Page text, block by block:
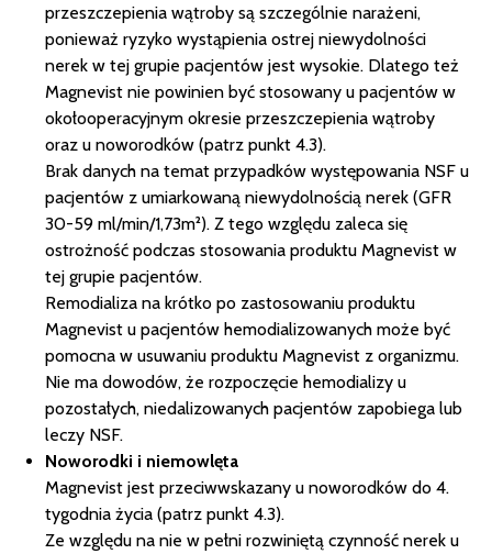
przeszczepienia wątroby są szczególnie narażeni,
ponieważ ryzyko wystąpienia ostrej niewydolności
nerek w tej grupie pacjentów jest wysokie. Dlatego też
Magnevist nie powinien być stosowany u pacjentów w
okołooperacyjnym okresie przeszczepienia wątroby
oraz u noworodków (patrz punkt 4.3).
Brak danych na temat przypadków występowania NSF u
pacjentów z umiarkowaną niewydolnością nerek (GFR
30-59 ml/min/1,73m²). Z tego względu zaleca się
ostrożność podczas stosowania produktu Magnevist w
tej grupie pacjentów.
Remodializa na krótko po zastosowaniu produktu
Magnevist u pacjentów hemodializowanych może być
pomocna w usuwaniu produktu Magnevist z organizmu.
Nie ma dowodów, że rozpoczęcie hemodializy u
pozostałych, niedalizowanych pacjentów zapobiega lub
leczy NSF.
Noworodki i niemowlęta
Magnevist jest przeciwwskazany u noworodków do 4.
tygodnia życia (patrz punkt 4.3).
Ze względu na nie w pełni rozwiniętą czynność nerek u